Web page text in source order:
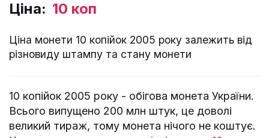
Ціна: 10 коп
Ціна монети 10 копійок 2005 року залежить від
різновиду штампу та стану монети
10 копійок 2005 року - обігова монета України.
Всього випущено 200 млн штук, це доволі
великий тираж, тому монета нічого не коштує.